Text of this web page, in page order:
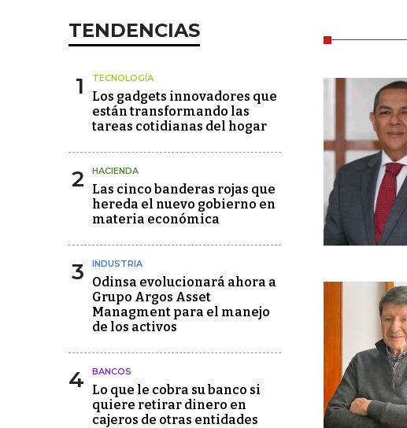
TENDENCIAS
1 TECNOLOGÍA
Los gadgets innovadores que
están transformando las
tareas cotidianas del hogar
2 HACIENDA
Las cinco banderas rojas que
hereda el nuevo gobierno en
materia económica
3 INDUSTRIA
Odinsa evolucionará ahora a
Grupo Argos Asset
Managment para el manejo
de los activos
4 BANCOS
Lo que le cobra su banco si
quiere retirar dinero en
cajeros de otras entidades